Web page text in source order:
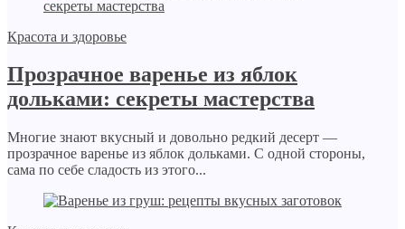
Красота и здоровье
Прозрачное варенье из яблок
дольками: секреты мастерства
Многие знают вкусный и довольно редкий десерт —
прозрачное варенье из яблок дольками. С одной стороны,
сама по себе сладость из этого...